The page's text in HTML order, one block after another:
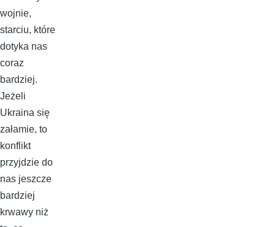
wojnie,
starciu, które
dotyka nas
coraz
bardziej.
Jeżeli
Ukraina się
załamie, to
konflikt
przyjdzie do
nas jeszcze
bardziej
krwawy niż